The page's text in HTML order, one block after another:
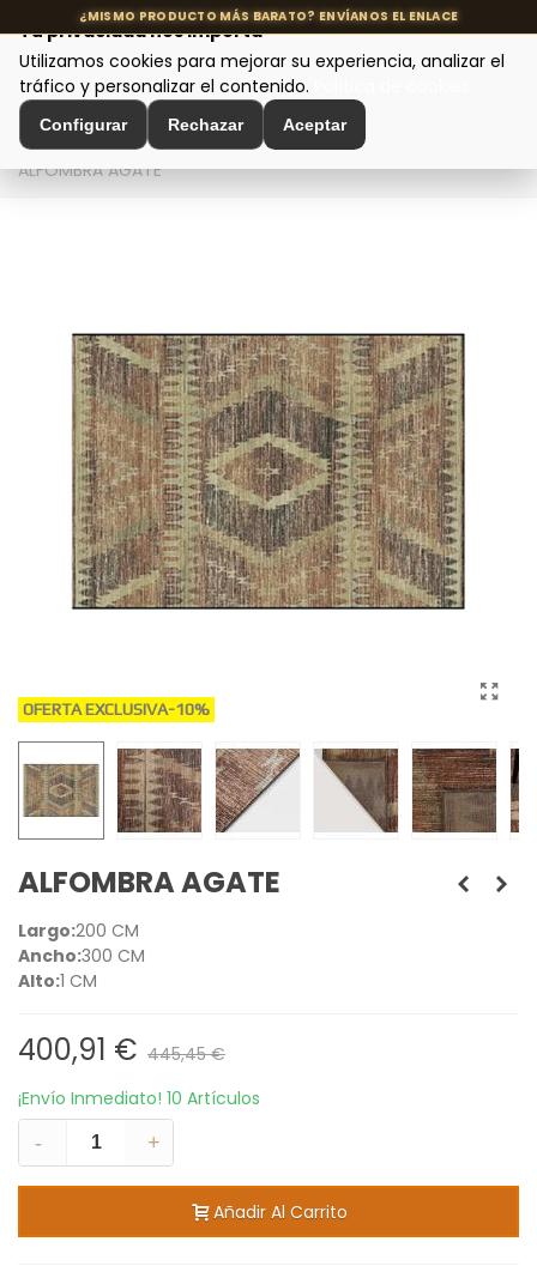
MENÚ
Inicio > Decoración de Interiores > Textil Decoración
ALFOMBRA AGATE
OFERTA EXCLUSIVA-10%
ALFOMBRA AGATE
Largo:200 CM
Ancho:300 CM
Alto:1 CM
400,91 € 445,45 €
¡Envío Inmediato! 10 Artículos
-
+
Añadir Al Carrito
Tu privacidad nos importa
Utilizamos cookies para mejorar su experiencia, analizar el
tráfico y personalizar el contenido.
Configurar Rechazar Aceptar